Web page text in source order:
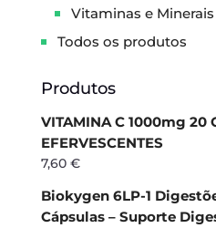
Vitaminas e Minerais
Todos os produtos
Produtos
VITAMINA C 1000mg 20
EFERVESCENTES
7,60 €
Biokygen 6LP-1
Cápsulas – Suporte